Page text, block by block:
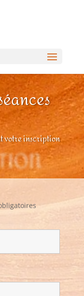
votre inscription